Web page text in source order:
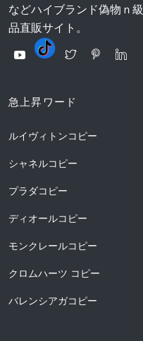
などハイブランド偽物ｎ級
品直販サイト。
急上昇ワード
ルイヴィトンコピー
シャネルコピー
プラダコピー
ディオールコピー
モンクレールコピー
クロムハーツ コピー
バレンシアガコピー